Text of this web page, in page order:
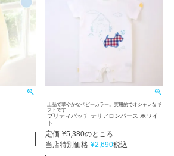
上品で華やかなベビーカラー。実用的でオシャレなギ
フトです
プリティパッチ テリアロンパース ホワイ
ト
定価 ¥5,380のところ
当店特別価格 ¥2,690税込